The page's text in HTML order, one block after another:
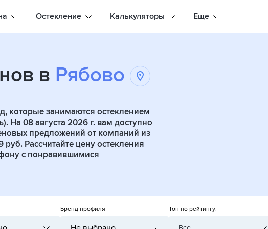
Остекление Калькуляторы Еще
в Рябово
которые занимаются остеклением
На 08 августа 2026 г. вам доступно
предложений от компаний из
Рассчитайте цену остекления
с понравившимися
Бренд профиля Топ по рейтингу: